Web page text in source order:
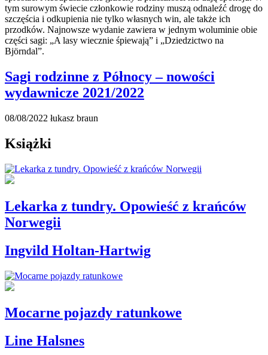
Sagi rodzinne z Północy – nowości
wydawnicze 2021/2022
08/08/2022 łukasz braun
Książki
Lekarka z tundry. Opowieść z krańców
Norwegii
Ingvild Holtan-Hartwig
Mocarne pojazdy ratunkowe
Line Halsnes